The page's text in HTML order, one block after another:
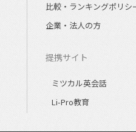
比較・ランキングポリシ
企業・法人の方
提携サイト
ミツカル英会話
Li-Pro教育